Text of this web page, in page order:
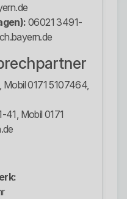
06021 3491-
0171 5107464,
41, Mobil 0171